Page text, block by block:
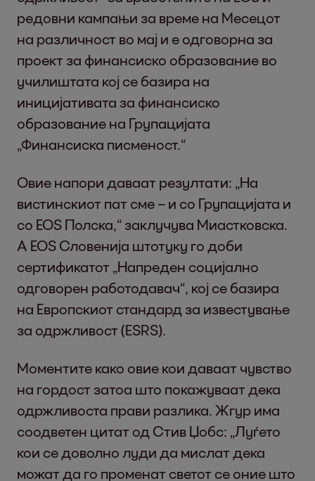
редовни кампањи за време на Месецот
на различност во мај и е одговорна за
проект за финансиско образование во
училиштата кој се базира на
иницијативата за финансиско
образование на Групацијата
„Финансиска писменост.“
Овие напори даваат резултати: „На
вистинскиот пат сме – и со Групацијата и
со EOS Полска,“ заклучува Миастковска.
А EOS Словенија штотуку го доби
сертификатот „Напреден социјално
одговорен работодавач“, кој се базира
на Европскиот стандард за известување
за одржливост (ESRS).
Моментите како овие кои даваат чувство
на гордост затоа што покажуваат дека
одржливоста прави разлика. Жгур има
соодветен цитат од Стив Џобс: „Луѓето
кои се доволно луди да мислат дека
можат да го променат светот се оние што